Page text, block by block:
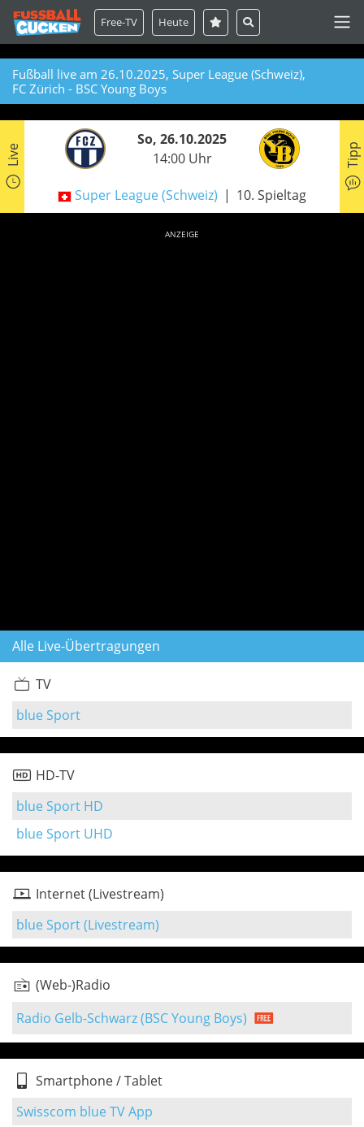
Free-TV Heute
Fußball live am 26.10.2025, Super League (Schweiz),
FC Zürich - BSC Young Boys
Live
So, 26.10.2025
14:00 Uhr
Super League (Schweiz) 10. Spieltag
Tipp
ANZEIGE
Alle Live-Übertragungen
TV
blue Sport
HD-TV
blue Sport HD
blue Sport UHD
Internet (Livestream)
blue Sport (Livestream)
(Web-)Radio
Radio Gelb-Schwarz (BSC Young Boys)
Smartphone / Tablet
Swisscom blue TV App